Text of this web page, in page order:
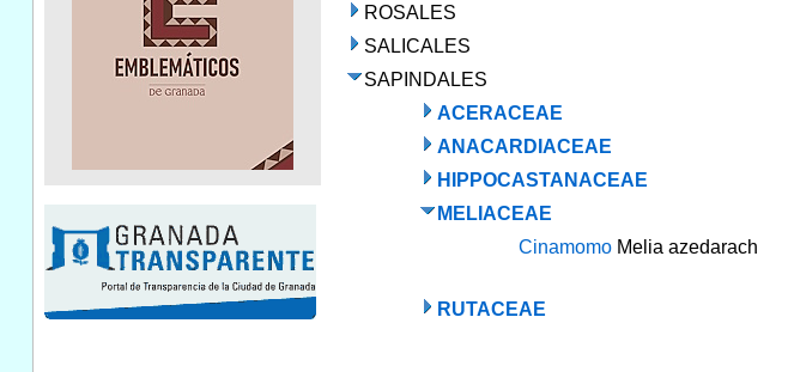
ROSALES
SALICALES
SAPINDALES
ACERACEAE
ANACARDIACEAE
HIPPOCASTANACEAE
MELIACEAE
Cinamomo Melia azedarach
RUTACEAE